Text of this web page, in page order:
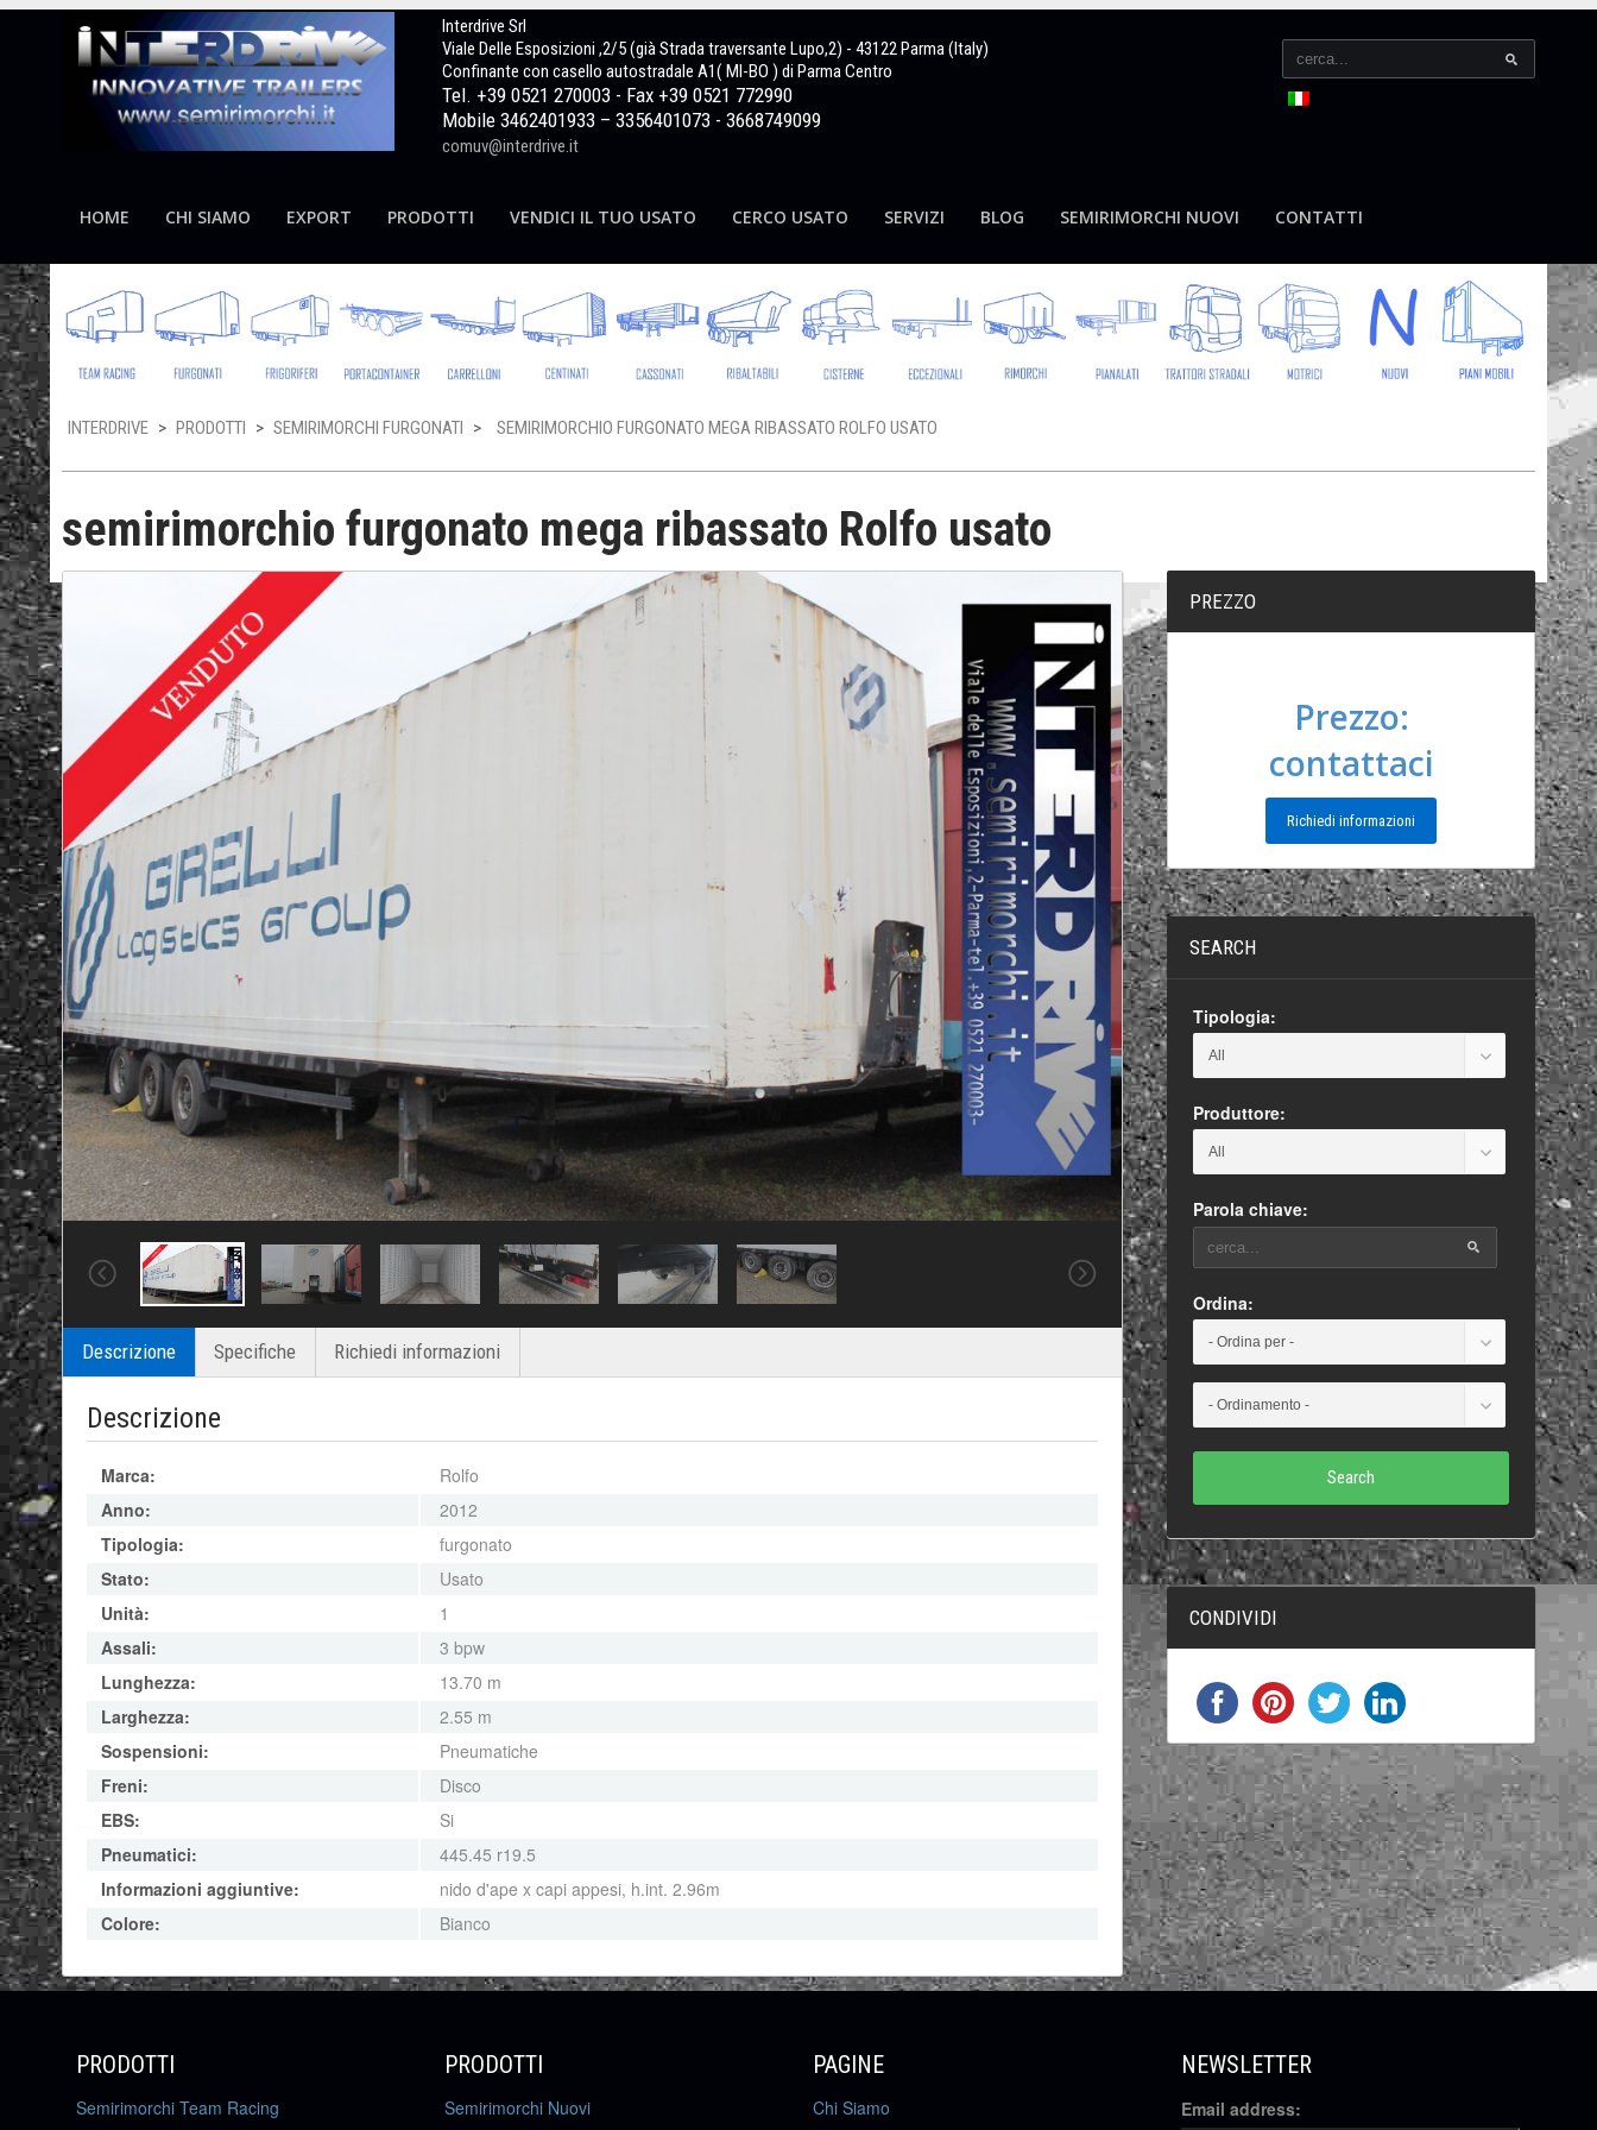
Interdrive Srl
Viale Delle Esposizioni ,2/5 (già Strada traversante Lupo,2) - 43122 Parma (Italy)
Confinante con casello autostradale A1( MI-BO ) di Parma Centro
Tel. +39 0521 270003 - Fax +39 0521 772990
Mobile 3462401933 – 3356401073 - 3668749099
comuv@interdrive.it
HOME CHI SIAMO EXPORT PRODOTTI VENDICI IL TUO USATO CERCO USATO SERVIZI BLOG SEMIRIMORCHI NUOVI CONTATTI
INTERDRIVE > PRODOTTI > SEMIRIMORCHI FURGONATI > SEMIRIMORCHIO FURGONATO MEGA RIBASSATO ROLFO USATO
semirimorchio furgonato mega ribassato Rolfo usato
Descrizione Specifiche Richiedi informazioni
Descrizione
Marca:
Rolfo
Anno:
2012
Tipologia:
furgonato
Stato:
Usato
Unità:
1
Assali:
3 bpw
Lunghezza:
13.70 m
Larghezza:
2.55 m
Sospensioni:
Pneumatiche
Freni:
Disco
EBS:
Si
Pneumatici:
445.45 r19.5
Informazioni aggiuntive:
nido d'ape x capi appesi, h.int. 2.96m
Colore:
Bianco
PREZZO
Prezzo:
contattaci
Richiedi informazioni
SEARCH
Tipologia:
Produttore:
Parola chiave:
Ordina:
Search
CONDIVIDI
PRODOTTI
Semirimorchi Team Racing
PRODOTTI
Semirimorchi Nuovi
PAGINE
Chi Siamo
NEWSLETTER
Email address: